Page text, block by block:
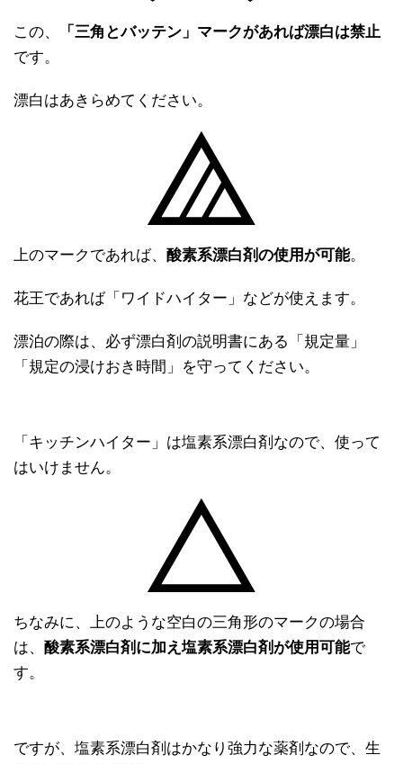
この、
「三角とバッテン」マークがあれば漂白は禁止
です。
漂白はあきらめてください。
上のマークであれば、 酸素系漂白剤の使用が可能。
花王であれば「ワイドハイター」などが使えます。
漂泊の際は、必ず漂白剤の説明書にある「規定量」
「規定の浸けおき時間」を守ってください。
「キッチンハイター」は塩素系漂白剤なので、使って
はいけません。
ちなみに、上のような空白の三角形のマークの場合
は、 酸素系漂白剤に加え塩素系漂白剤が使用可能で
す。
ですが、塩素系漂白剤はかなり強力な薬剤なので、生